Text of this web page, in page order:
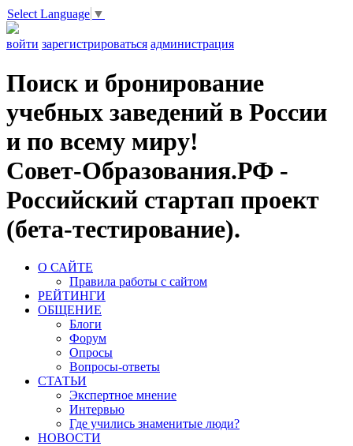
Select Language ▼
войти зарегистрироваться администрация
Поиск и бронирование
учебных заведений в России
и по всему миру!
Совет-Образования.РФ -
Российский стартап проект
(бета-тестирование).
О САЙТЕ
Правила работы с сайтом
РЕЙТИНГИ
ОБЩЕНИЕ
Блоги
Форум
Опросы
Вопросы-ответы
СТАТЬИ
Экспертное мнение
Интервью
Где учились знаменитые люди?
НОВОСТИ